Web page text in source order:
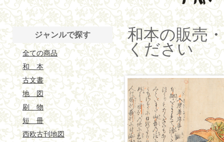
和本の販売
ください
ジャンルで探す
全ての商品
和 本
古文書
地 図
刷 物
短 冊
西欧古刊地図